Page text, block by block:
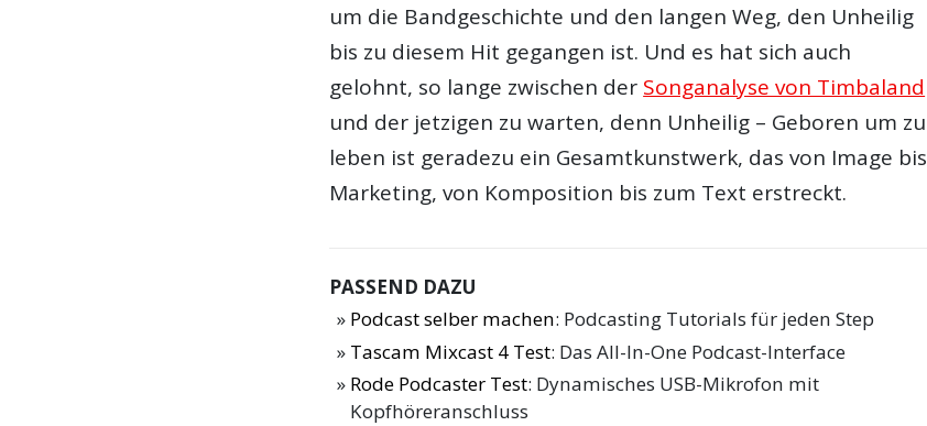
um die Bandgeschichte und den langen Weg, den Unheilig
bis zu diesem Hit gegangen ist. Und es hat sich auch
gelohnt, so lange zwischen der Songanalyse von Timbaland
und der jetzigen zu warten, denn Unheilig – Geboren um zu
leben ist geradezu ein Gesamtkunstwerk, das von Image bis
Marketing, von Komposition bis zum Text erstreckt.
PASSEND DAZU
Podcast selber machen: Podcasting Tutorials für jeden Step
Tascam Mixcast 4 Test: Das All-In-One Podcast-Interface
Rode Podcaster Test: Dynamisches USB-Mikrofon mit
Kopfhöreranschluss